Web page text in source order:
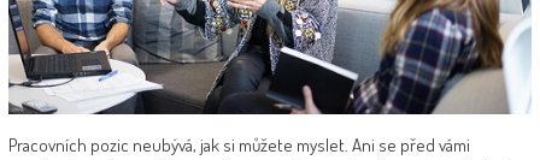
Pracovních pozic neubývá, jak si můžete myslet. Ani se před vámi